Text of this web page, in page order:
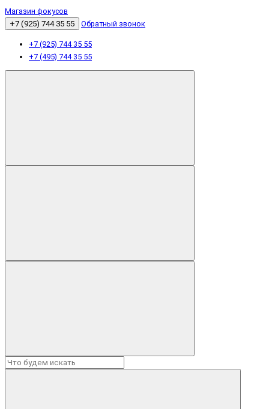
Магазин фокусов
+7 (925) 744 35 55
Обратный звонок
+7 (925) 744 35 55
+7 (495) 744 35 55